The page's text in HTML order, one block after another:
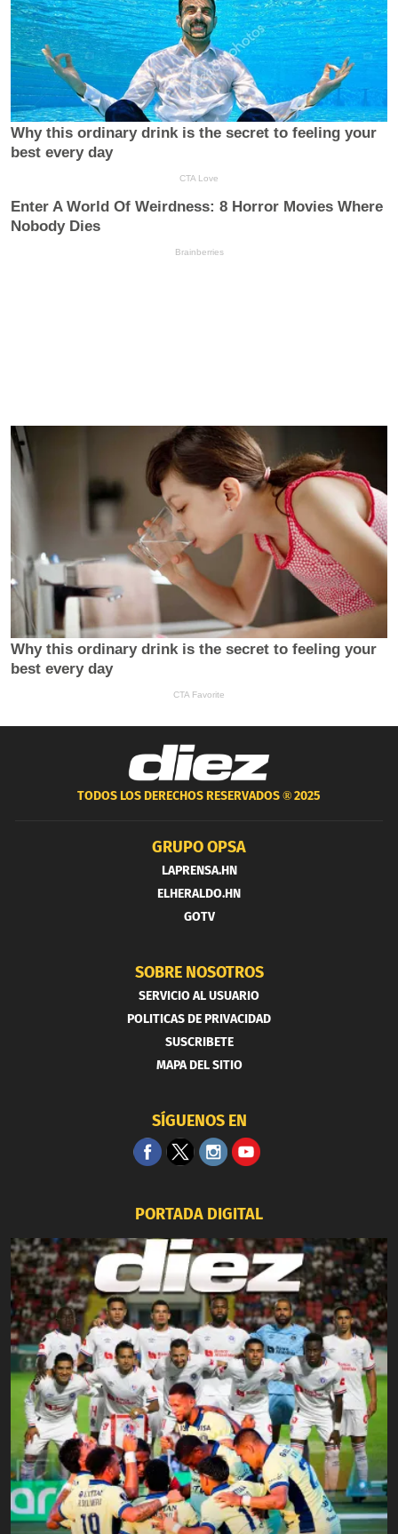
TODOS LOS DERECHOS RESERVADOS ®2025
GRUPO OPSA
LAPRENSA.HN
ELHERALDO.HN
GOTV
SOBRE NOSOTROS
SERVICIO AL USUARIO
POLITICAS DE PRIVACIDAD
SUSCRIBETE
MAPA DEL SITIO
SÍGUENOS EN
PORTADA DIGITAL